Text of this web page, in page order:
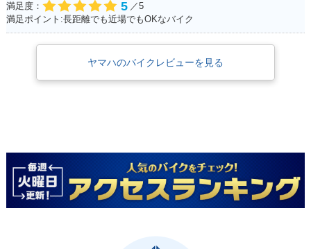
満足度：
5 ／5
満足ポイント:長距離でも近場でもOKなバイク
ヤマハのバイクレビューを見る